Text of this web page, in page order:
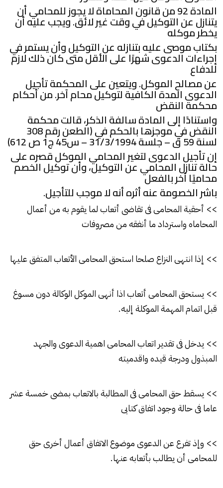
المادة 92 من قانون المحاماة لا يجوز للمحامي أن
يتنازل عن التوكيل في وقت غير لائق. ويجب عليه أن
يخطر موكله
بكتاب موصى عليه بتنازله عن التوكيل وأن يستمر في
إجراءات الدعوى شهرًا على الأقل متى كان ذلك لازم
للدفاع
عن مصالح الموكل. ويتعين على المحكمة تأجيل
الدعوى المدة الكافية لتوكيل محام آخر. من أحكام
محكمة النقض
واستنادًا إلى المادة سالفة الذكر، قالت محكمة
النقض في موجزها بالحكم في (الطعن رقم 308
لسنة 59 ق – جلسة 31/3/1994 – س45 ج1 ص 612)
إن تأجيل الدعوى لتغير المحامي الموكل قصره على
حالة تنازل المحامي عن التوكيل، وأن توكيل الخصم
محاميًا آخر بالفعل
باشر الخصومة عنه أثره أنه لا موجب للتأجيل.
>> أحقية المحامى فى تقاضى أتعاب لما يقوم به من أعمال
المحاماه واسترداد ما أنفقه من مصروفات
>> إذا انتهى النزاع صلحا استحق المحامى الأتعاب المتفق عليها
>> يستحق المحامى أتعاب اذا أنهى الموكل الوكالة دون مسوغ
قبل اتمام المهمة الموكلة إليه.
>> يدخل فى تقدير اتعاب المحامى اهمية الدعوى والجهد
المبذول ودرجة قيده واقدميته
>> يسقط حق المحامى فى المطالبة بالاتعاب بمضى خمسة عشر
عاما فى حالة وجود اتفاق كتابى
>> وإذ تفرع عن الدعوى موضوع الاتفاق أعمال أخرى حق
للمحامى أن يطالب بأتعابه عنها.